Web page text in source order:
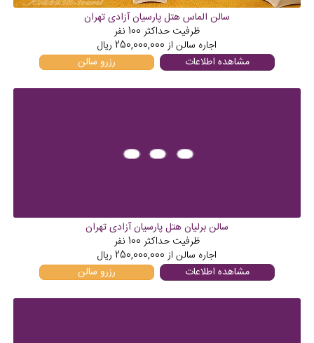
سالن الماس هتل پارسیان آزادی تهران
ظرفیت حداکثر 100 نفر
اجاره سالن از250,000,000 ریال
مشاهده اطلاعات
رزرو سالن
سالن برلیان هتل پارسیان آزادی تهران
ظرفیت حداکثر 100 نفر
اجاره سالن از250,000,000 ریال
مشاهده اطلاعات
رزرو سالن